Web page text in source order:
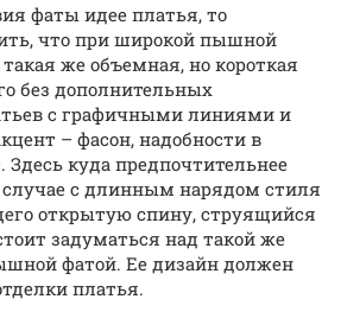
фаты идее платья, то
что при широкой пышной
же объемная, но короткая
без дополнительных
с графичными линиями и
– фасон, надобности в
Здесь куда предпочтительнее
случае с длинным нарядом стиля
открытую спину, струящийся
задуматься над такой же
фатой. Ее дизайн должен
платья.